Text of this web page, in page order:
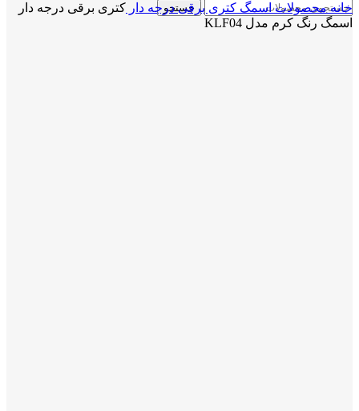
جستجو خانهمحصولات اسمگ کتری برقی درجه دار کتری برقی درجه دار
اسمگ رنگ کرم مدل KLF04